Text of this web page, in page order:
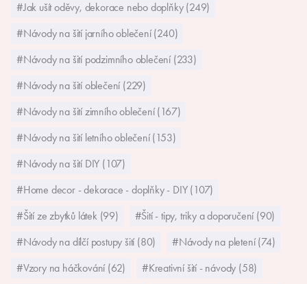
#Jak ušít oděvy, dekorace nebo doplňky (249)
#Návody na šití jarního oblečení (240)
#Návody na šití podzimního oblečení (233)
#Návody na šití oblečení (229)
#Návody na šití zimního oblečení (167)
#Návody na šití letního oblečení (153)
#Návody na šití DIY (107)
#Home decor - dekorace - doplňky - DIY (107)
#Šití ze zbytků látek (99)
#Šití - tipy, triky a doporučení (90)
#Návody na dílčí postupy šití (80)
#Návody na pletení (74)
#Vzory na háčkování (62)
#Kreativní šití - návody (58)